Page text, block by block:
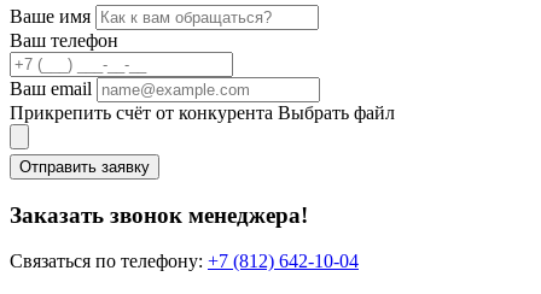
Ваше имя
Ваш телефон
Ваш email
Прикрепить счёт от конкурента Выбрать файл
Отправить заявку
Заказать звонок менеджера!
Связаться по телефону: +7 (812) 642-10-04